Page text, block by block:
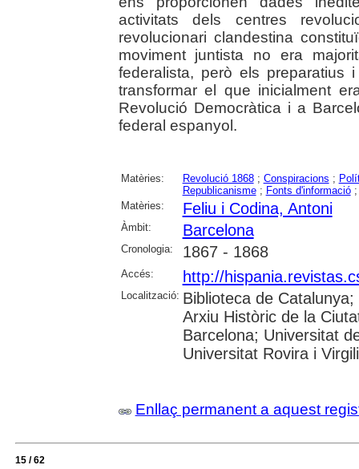
activitats dels centres
revolucionari clandestina
moviment juntista no era
federalista, però els
transformar el que inicialment
Revolució Democràtica i a
federal espanyol.
Matèries: Revolució 1868; Conspiracions ;
Republicanisme; Fonts d'informació
Matèries:
Feliu i Codina, Antoni
Àmbit: Barcelona
Cronologia: 1867 - 1868
Accés: http://
Localització: Biblioteca de
Arxiu Històric de la
Barcelona; Universitat
Universitat Rovira i
Enllaç permanent a aquest
15 / 62